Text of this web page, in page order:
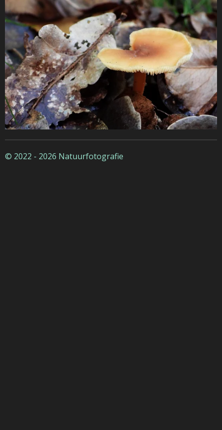
© 2022 - 2026 Natuurfotografie